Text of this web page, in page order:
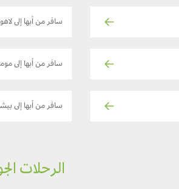
سافر من أبها إلى
سافر من أبها إلى
سافر من أبها إلى
الرحلات